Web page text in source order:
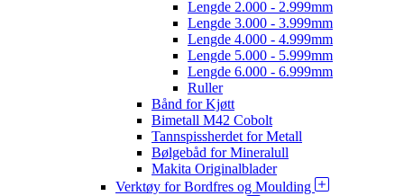
Lengde 2.000 - 2.999mm
Lengde 3.000 - 3.999mm
Lengde 4.000 - 4.999mm
Lengde 5.000 - 5.999mm
Lengde 6.000 - 6.999mm
Ruller
Bånd for Kjøtt
Bimetall M42 Cobolt
Tannspissherdet for Metall
Bølgebåd for Mineralull
Makita Originalblader
Verktøy for Bordfres og Moulding